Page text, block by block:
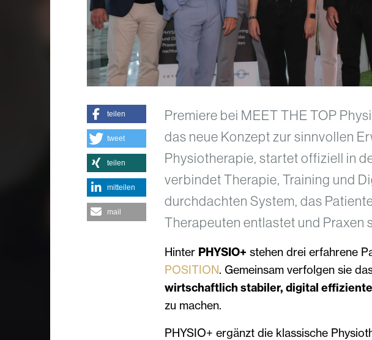
Premiere bei MEET THE TOP
das neue Konzept zur sinnvollen
Physiotherapie, startet offiziell in
verbindet Therapie, Training und
durchdachten System, das
Therapeuten entlastet und Praxen
Hinter PHYSIO+ stehen drei erfahrene
POSITION. Gemeinsam verfolgen sie
wirtschaftlich stabiler, digital
zu machen.
PHYSIO+ ergänzt die klassische
teilen
tweet
teilen
mitteilen
mail